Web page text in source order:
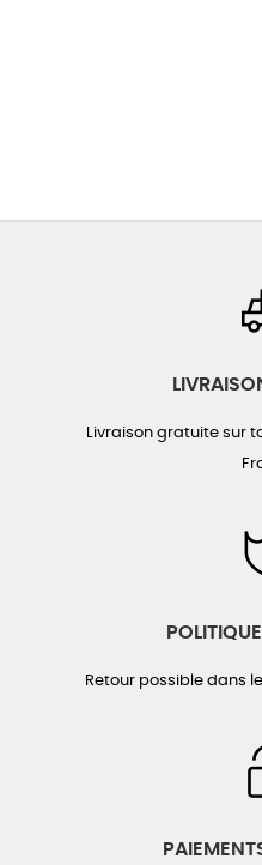
Livraison gratuite sur
Retour possible dans